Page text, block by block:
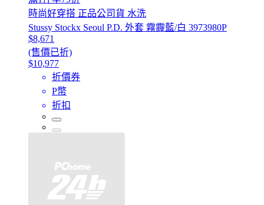
時尚好穿搭 正品公司貨 水洗
Stussy Stockx Seoul P.D. 外套 霧霾藍/白 3973980P
$8,671
(售價已折)
$10,977
折價券
P幣
折扣